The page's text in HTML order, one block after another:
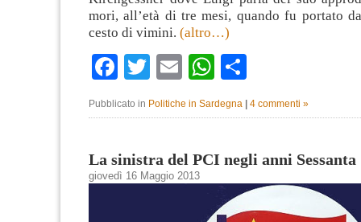
mori, all’età di tre mesi, quando fu portato
cesto di vimini. (altro…)
Facebook
TwitterEmailWhatsApp
Pubblicato in Politiche in Sardegna 4 commenti »
La sinistra del PCI negli anni Sessanta
giovedì 16 Maggio 2013